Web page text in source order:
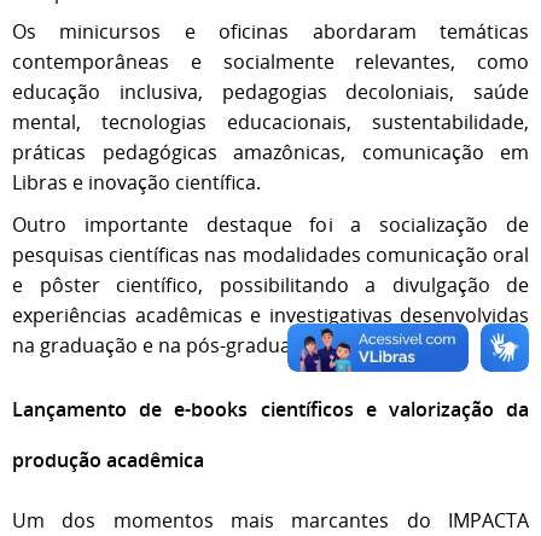
Os minicursos e oficinas abordaram temáticas
contemporâneas e socialmente relevantes, como
educação inclusiva, pedagogias decoloniais, saúde
mental, tecnologias educacionais, sustentabilidade,
práticas pedagógicas amazônicas, comunicação em
Libras e inovação científica.
Outro importante destaque foi a socialização de
pesquisas científicas nas modalidades comunicação oral
e pôster científico, possibilitando a divulgação de
experiências acadêmicas e investigativas desenvolvidas
na graduação e na pós-graduação.
Lançamento de e-books científicos e valorização da
produção acadêmica
Um dos momentos mais marcantes do IMPACTA